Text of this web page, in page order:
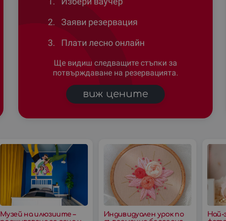
2.
Заяви резервация
3.
Плати лесно онлайн
Ще видиш следващите стъпки за
потвърждаване на резервацията.
виж цените
Музей на илюзиите –
Индивидуален урок по
Най-